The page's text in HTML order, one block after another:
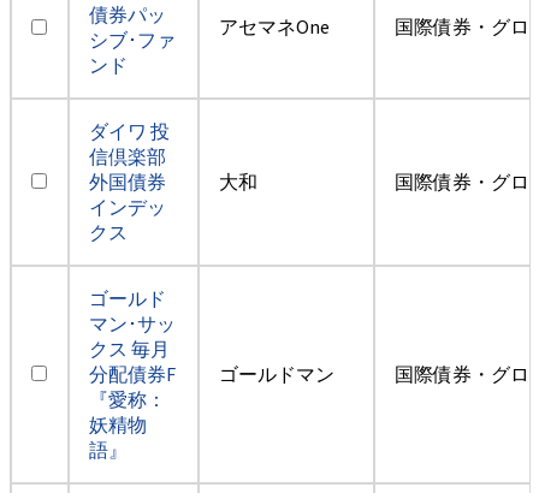
債券パッ
シブ･ファ
ンド
アセマネOne 国際債券・グロ
ダイワ 投
信倶楽部
外国債券
インデッ
クス
大和 国際債券・グロ
ゴールド
マン･サッ
クス 毎月
分配債券F
『愛称：
妖精物
語』
ゴールドマン 国際債券・グロ